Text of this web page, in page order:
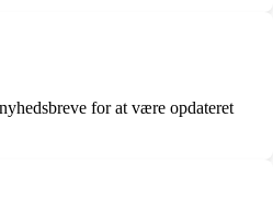
for at være opdateret